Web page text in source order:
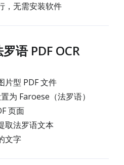
，无需安装软件
语 PDF OCR
片型 PDF 文件
为 Faroese（法罗语）
页面
取法罗语文本
文字